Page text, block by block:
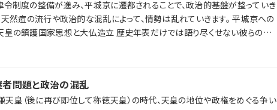
令制度の整備が進み、平城京に遷都されることで、政治的基盤が整っていき
キが独自解説します。
者問題と政治の混乱
皇（後に再び即位して称徳天皇）の時代、天皇の地位や政権をめぐる争い